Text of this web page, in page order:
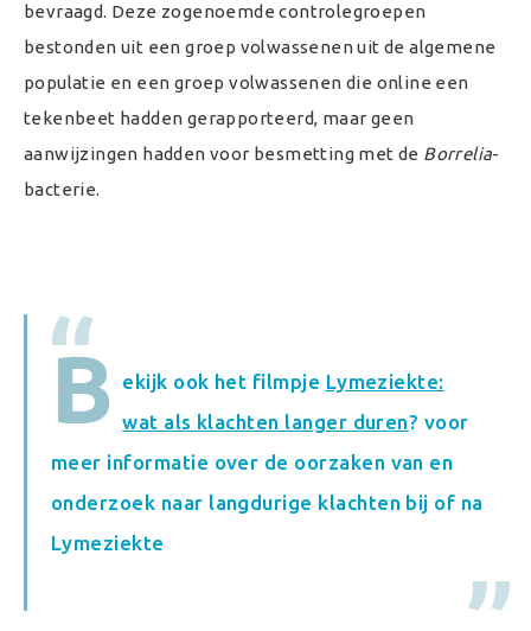
bevraagd. Deze zogenoemde controlegroepen
bestonden uit een groep volwassenen uit de algemene
populatie en een groep volwassenen die online een
tekenbeet hadden gerapporteerd, maar geen
aanwijzingen hadden voor besmetting met de Borrelia-
bacterie.
B ekijk ook het filmpje Lymeziekte:
wat als klachten langer duren? voor
meer informatie over de oorzaken van en
onderzoek naar langdurige klachten bij of na
Lymeziekte